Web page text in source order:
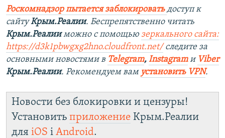
Роскомнадзор пытается заблокировать доступ к
сайтуКрым.Реалии. Беспрепятственно читать
Крым.Реалииможно с помощью зеркального сайта:
https://d3k1pbwgxg2hno.cloudfront.net/ следите за
основными новостями в Telegram, Instagramи Viber
Крым.Реалии. Рекомендуем вам установить VPN.
Новости без блокировки и цензуры!
Установить приложение Крым.Реалии
для iOS і Android.